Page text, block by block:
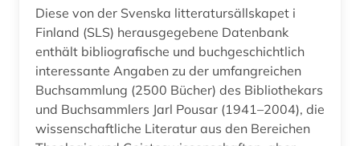
Diese von der Svenska litteratursällskapet i
Finland (SLS) herausgegebene Datenbank
enthält bibliografische und buchgeschichtlich
interessante Angaben zu der umfangreichen
Buchsammlung (2500 Bücher) des Bibliothekars
und Buchsammlers Jarl Pousar (1941–2004), die
wissenschaftliche Literatur aus den Bereichen